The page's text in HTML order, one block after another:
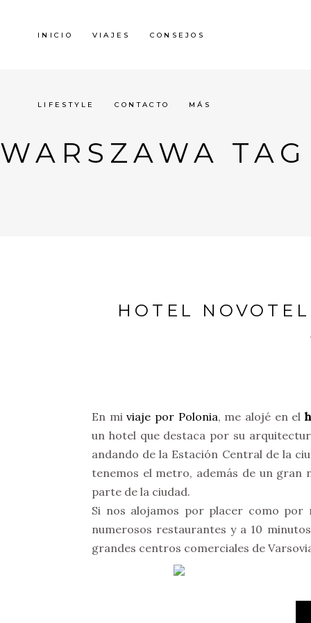
INICIO VIAJES CONSEJOS
LIFESTYLE CONTACTO MÁS
WARSZAWA TAG
HOTEL
En miviaje por Polonia, me alojé en el
un hotel que destaca por su
andando de la Estación Central de la
tenemos el metro, además de un gran
parte de la ciudad.
Si nos alojamos por placer como por
numerosos restaurantes y a 10
grandes centros comerciales de